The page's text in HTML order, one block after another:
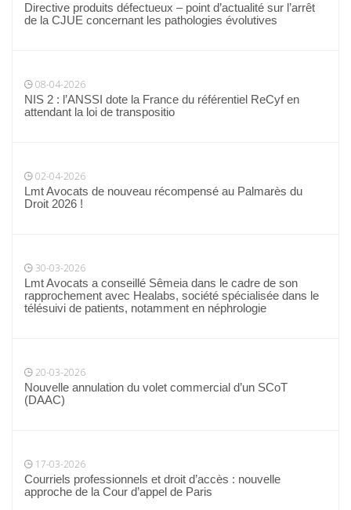
Directive produits défectueux – point d’actualité sur l’arrêt
de la CJUE concernant les pathologies évolutives
08-04-2026
NIS 2 : l’ANSSI dote la France du référentiel ReCyf en
attendant la loi de transpositio
02-04-2026
Lmt Avocats de nouveau récompensé au Palmarès du
Droit 2026 !
30-03-2026
Lmt Avocats a conseillé Sêmeia dans le cadre de son
rapprochement avec Healabs, société spécialisée dans le
télésuivi de patients, notamment en néphrologie
20-03-2026
Nouvelle annulation du volet commercial d’un SCoT
(DAAC)
17-03-2026
Courriels professionnels et droit d’accès : nouvelle
approche de la Cour d’appel de Paris